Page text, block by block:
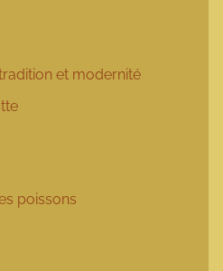
et modernité
poissons